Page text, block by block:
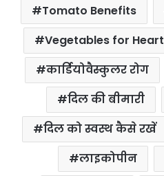
Tomato Benefits
Vegetables for Heart
कार्डियोवैस्कुलर रोग
दिल की बीमारी
दिल को स्वस्थ कैसे रखें
लाइकोपीन